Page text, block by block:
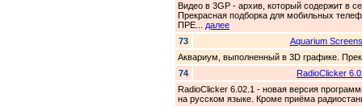
Видео в 3GP - архив, который содержит в
Прекрасная подборка для мобильных
ПРЕ... далее
73
Aquarium
Аквариум, выполненный в 3D графике.
74
RadioClicker
RadioClicker 6.02.1 - новая версия
на русском языке. Кроме приёма